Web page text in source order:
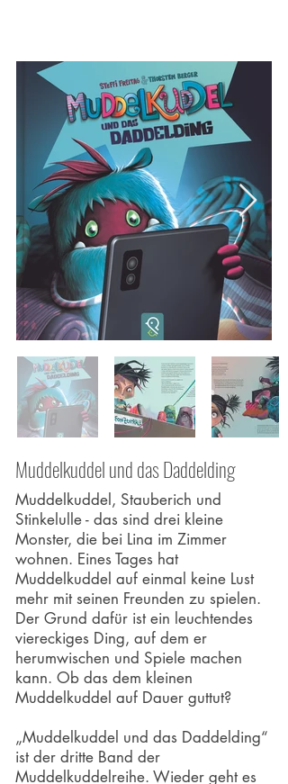
Muddelkuddel und das Daddelding
Muddelkuddel, Stauberich und
Stinkelulle - das sind drei kleine
Monster, die bei Lina im Zimmer
wohnen. Eines Tages hat
Muddelkuddel auf einmal keine Lust
mehr mit seinen Freunden zu spielen.
Der Grund dafür ist ein leuchtendes
viereckiges Ding, auf dem er
herumwischen und Spiele machen
kann. Ob das dem kleinen
Muddelkuddel auf Dauer guttut?
„Muddelkuddel und das Daddelding“
ist der dritte Band der
Muddelkuddelreihe. Wieder geht es